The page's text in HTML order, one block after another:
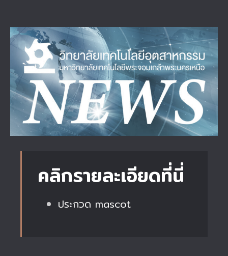
View
Larger
Image
คลิกรายละเอียดที่นี่
ประกวด mascot